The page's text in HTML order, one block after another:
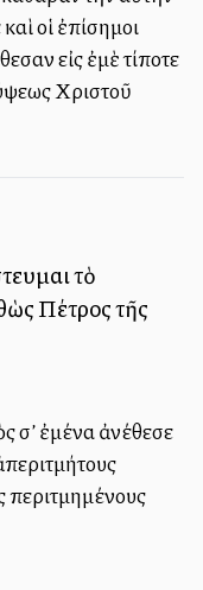
οἱ ἐπίσημοι
εἰς ἐμὲ τίποτε
Χριστοῦ
τὸ
Πέτρος τῆς
σ’ ἐμένα ἀνέθεσε
περιτμημένους